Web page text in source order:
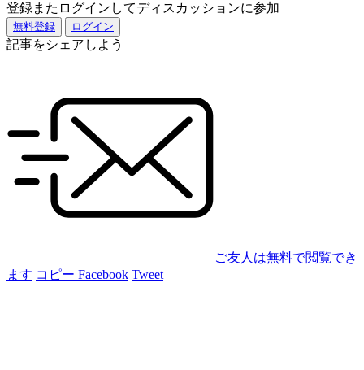
登録またログインしてディスカッションに参加
無料登録 ログイン
記事をシェアしよう
ご友人は無料で閲覧でき
ます コピー Facebook Tweet